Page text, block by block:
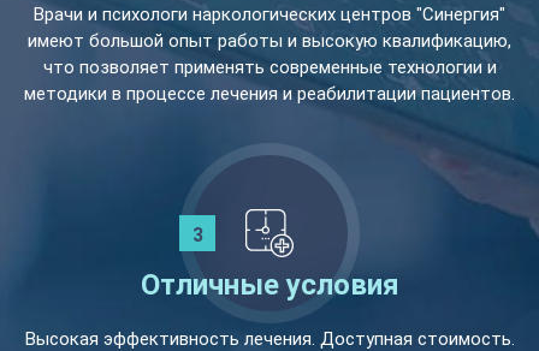
Врачи и психологи наркологических центров "Синергия"
имеют большой опыт работы и высокую квалификацию,
что позволяет применять современные технологии и
методики в процессе лечения и реабилитации пациентов.
Отличные условия
Высокая эффективность лечения. Доступная стоимость.